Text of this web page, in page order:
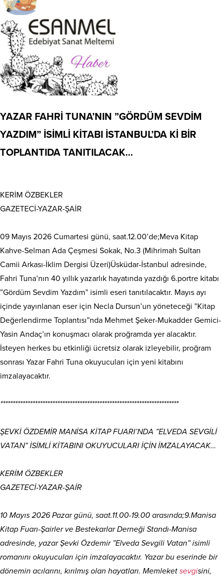
YAZAR FAHRİ TUNA’NIN ”GÖRDÜM SEVDİM
YAZDIM” İSİMLİ KİTABI İSTANBUL’DA Kİ BİR
TOPLANTIDA TANITILACAK…
KERİM ÖZBEKLER
GAZETECİ-YAZAR-ŞAİR
09 Mayıs 2026 Cumartesi günü, saat.12.00’de;Meva Kitap
Kahve-Selman Ada Çeşmesi Sokak, No.3 (Mihrimah Sultan
Camii Arkası-İklim Dergisi Üzeri)Üsküdar-İstanbul adresinde,
Fahri Tuna’nın 40 yıllık yazarlık hayatında yazdığı 6.portre kitabı
”Gördüm Sevdim Yazdım” isimli eseri tanıtılacaktır. Mayıs ayı
içinde yayınlanan eser için Necla Dursun’un yöneteceği ”Kitap
Değerlendirme Toplantısı”nda Mehmet Şeker-Mukadder Gemici-
Yasin Andaç’ın konuşmacı olarak proğramda yer alacaktır.
İsteyen herkes bu etkinliği ücretsiz olarak izleyebilir, proğram
sonrası Yazar Fahri Tuna okuyucuları için yeni kitabını
imzalayacaktır.
************************************************************************
ŞEVKİ ÖZDEMİR MANİSA KİTAP FUARI’NDA ”ELVEDA SEVGİLİ
VATAN” İSİMLİ KİTABINI OKUYUCULARI İÇİN İMZALAYACAK…
KERİM ÖZBEKLER
GAZETECİ-YAZAR-ŞAİR
10 Mayıs 2026 Pazar günü, saat.11.00-19.00 arasında;9.Manisa
Kitap Fuarı-Şairler ve Bestekarlar Derneği Standı-Manisa
adresinde, yazar Şevki Özdemir ”Elveda Sevgili Vatan” isimli
romanını okuyucuları için imzalayacaktır. Yazar bu eserinde bir
dönemin acılarını, kırılmış olan hayatları. Memleket sevgisini,